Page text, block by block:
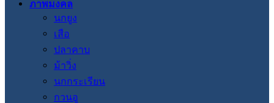
ภาพมงคล
นกยูง
เสือ
ปลาคาบ
ม้าวิ่ง
นกกระเรียน
กวนอู